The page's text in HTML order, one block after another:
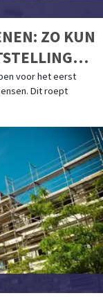
ZO KUN
voor het eerst
Dit roept